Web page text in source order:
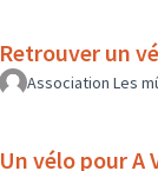
Retrouver un
Association Les
Un vélo pour A